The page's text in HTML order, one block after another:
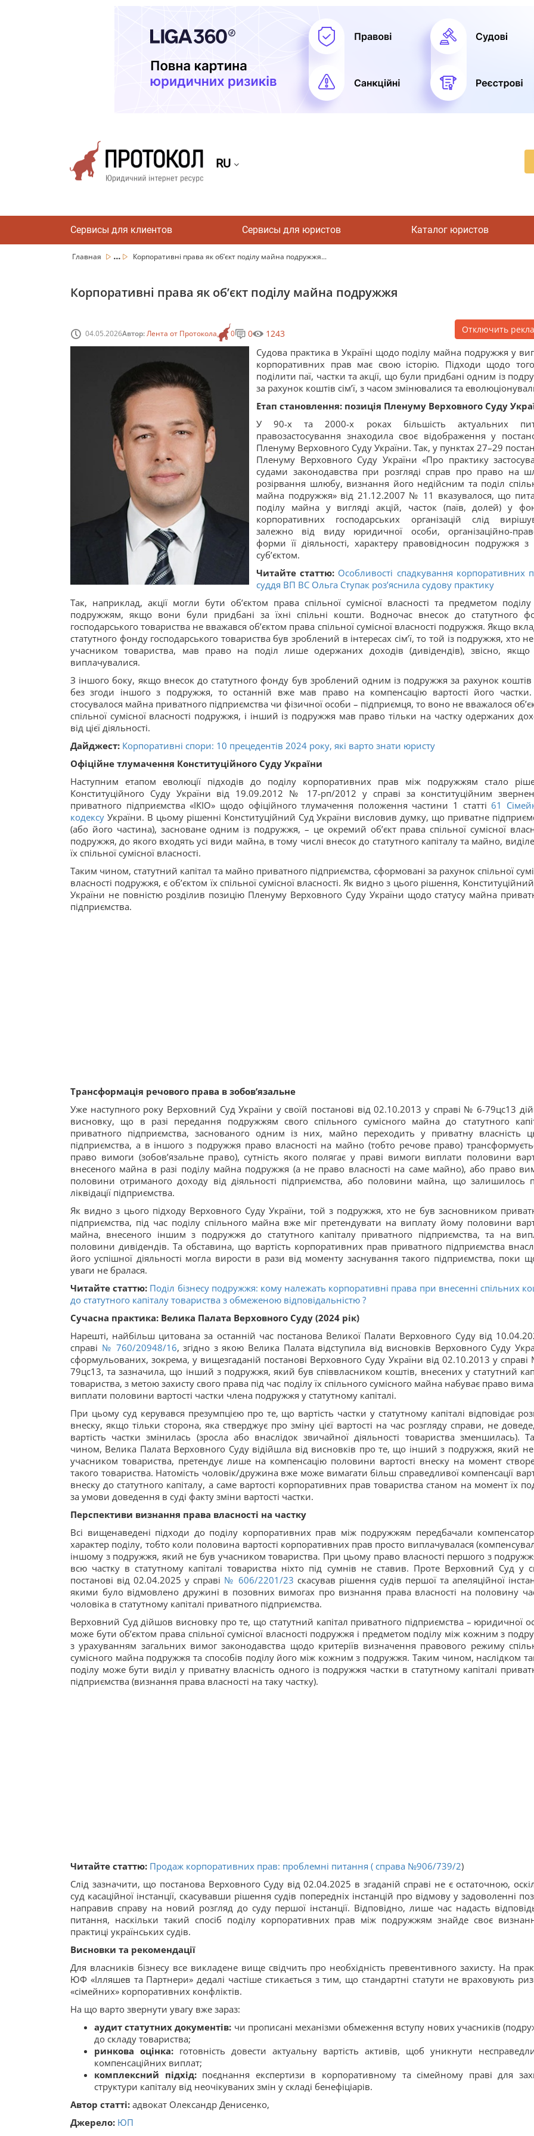
RU
Сервисы для клиентов Сервисы для юристов Каталог юристов
Главная ... Корпоративні права як об’єкт поділу майна подружжя...
Корпоративні права як об’єкт поділу майна подружжя
04.05.2026Автор:Лента от Протокола 0 0 1243 Отключить
Судова практика в Україні щодо поділу майна подружжя у
корпоративних прав має свою історію. Підходи щодо
поділити паї, частки та акції, що були придбані одним із
за рахунок коштів сім’ї, з часом змінювалися та
Етап становлення: позиція Пленуму Верховного Суду
У 90-х та 2000-х роках більшість актуальних
правозастосування знаходила своє відображення у
Пленуму Верховного Суду України. Так, у пунктах 27–29
Пленуму Верховного Суду України «Про практику
судами законодавства при розгляді справ про право на
розірвання шлюбу, визнання його недійсним та поділ
майна подружжя» від 21.12.2007 № 11 вказувалося, що
поділу майна у вигляді акцій, часток (паїв, долей) у
корпоративних господарських організацій слід
залежно від виду юридичної особи, організаційно-
форми її діяльності, характеру правовідносин подружжя
суб’єктом.
Читайте статтю: Особливості спадкування корпоративних
суддя ВП ВС Ольга Ступак роз’яснила судову практику
Так, наприклад, акції могли бути об’єктом права спільної сумісної власності та предметом
подружжям, якщо вони були придбані за їхні спільні кошти. Водночас внесок до статутного
господарського товариства не вважався об’єктом права спільної сумісної власності подружжя. Якщо
статутного фонду господарського товариства був зроблений в інтересах сім’ї, то той із подружжя, хто
учасником товариства, мав право на поділ лише одержаних доходів (дивідендів), звісно, якщо
виплачувалися.
З іншого боку, якщо внесок до статутного фонду був зроблений одним із подружжя за рахунок коштів
без згоди іншого з подружжя, то останній вже мав право на компенсацію вартості його
стосувалося майна приватного підприємства чи фізичної особи – підприємця, то воно не вважалося
спільної сумісної власності подружжя, і інший із подружжя мав право тільки на частку одержаних
від цієї діяльності.
Дайджест: Корпоративні спори: 10 прецедентів 2024 року, які варто знати юристу
Офіційне тлумачення Конституційного Суду України
Наступним етапом еволюції підходів до поділу корпоративних прав між подружжям стало
Конституційного Суду України від 19.09.2012 № 17-рп/2012 у справі за конституційним
приватного підприємства «ІКІО» щодо офіційного тлумачення положення частини 1 статті 61
кодексу України. В цьому рішенні Конституційний Суд України висловив думку, що приватне
(або його частина), засноване одним із подружжя, – це окремий об’єкт права спільної сумісної
подружжя, до якого входять усі види майна, в тому числі внесок до статутного капіталу та майно,
їх спільної сумісної власності.
Таким чином, статутний капітал та майно приватного підприємства, сформовані за рахунок спільної
власності подружжя, є об’єктом їх спільної сумісної власності. Як видно з цього рішення,
України не повністю розділив позицію Пленуму Верховного Суду України щодо статусу майна
підприємства.
Трансформація речового права в зобов’язальне
Уже наступного року Верховний Суд України у своїй постанові від 02.10.2013 у справі № 6-79цс13
висновку, що в разі передання подружжям свого спільного сумісного майна до статутного
приватного підприємства, заснованого одним із них, майно переходить у приватну власність
підприємства, а в іншого з подружжя право власності на майно (тобто речове право)
право вимоги (зобов’язальне право), сутність якого полягає у праві вимоги виплати половини
внесеного майна в разі поділу майна подружжя (а не право власності на саме майно), або право
половини отриманого доходу від діяльності підприємства, або половини майна, що залишилось
ліквідації підприємства.
Як видно з цього підходу Верховного Суду України, той з подружжя, хто не був засновником
підприємства, під час поділу спільного майна вже міг претендувати на виплату йому половини
майна, внесеного іншим з подружжя до статутного капіталу приватного підприємства, та на
половини дивідендів. Та обставина, що вартість корпоративних прав приватного підприємства
його успішної діяльності могла вирости в рази від моменту заснування такого підприємства, поки
уваги не бралася.
Читайте статтю: Поділ бізнесу подружжя: кому належать корпоративні права при внесенні спільних
до статутного капіталу товариства з обмеженою відповідальністю ?
Сучасна практика: Велика Палата Верховного Суду (2024 рік)
Нарешті, найбільш цитована за останній час постанова Великої Палати Верховного Суду від
справі № 760/20948/16, згідно з якою Велика Палата відступила від висновків Верховного Суду
сформульованих, зокрема, у вищезгаданій постанові Верховного Суду України від 02.10.2013 у
79цс13, та зазначила, що інший з подружжя, який був співвласником коштів, внесених у статутний
товариства, з метою захисту свого права під час поділу їх спільного сумісного майна набуває право
виплати половини вартості частки члена подружжя у статутному капіталі.
При цьому суд керувався презумпцією про те, що вартість частки у статутному капіталі відповідає
внеску, якщо тільки сторона, яка стверджує про зміну цієї вартості на час розгляду справи, не
вартість частки змінилась (зросла або внаслідок звичайної діяльності товариства зменшилась).
чином, Велика Палата Верховного Суду відійшла від висновків про те, що інший з подружжя, який
учасником товариства, претендує лише на компенсацію половини вартості внеску на момент
такого товариства. Натомість чоловік/дружина вже може вимагати більш справедливої компенсації
внеску до статутного капіталу, а саме вартості корпоративних прав товариства станом на момент їх
за умови доведення в суді факту зміни вартості частки.
Перспективи визнання права власності на частку
Всі вищенаведені підходи до поділу корпоративних прав між подружжям передбачали
характер поділу, тобто коли половина вартості корпоративних прав просто виплачувалася
іншому з подружжя, який не був учасником товариства. При цьому право власності першого з
всю частку в статутному капіталі товариства ніхто під сумнів не ставив. Проте Верховний Суд у
постанові від 02.04.2025 у справі № 606/2201/23 скасував рішення судів першої та апеляційної
якими було відмовлено дружині в позовних вимогах про визнання права власності на половину
чоловіка в статутному капіталі приватного підприємства.
Верховний Суд дійшов висновку про те, що статутний капітал приватного підприємства – юридичної
може бути об’єктом права спільної сумісної власності подружжя і предметом поділу між кожним з
з урахуванням загальних вимог законодавства щодо критеріїв визначення правового режиму
сумісного майна подружжя та способів поділу його між кожним з подружжя. Таким чином, наслідком
поділу може бути виділ у приватну власність одного із подружжя частки в статутному капіталі
підприємства (визнання права власності на таку частку).
Читайте статтю: Продаж корпоративних прав: проблемні питання ( справа №906/739/2)
Слід зазначити, що постанова Верховного Суду від 02.04.2025 в згаданій справі не є остаточною,
суд касаційної інстанції, скасувавши рішення судів попередніх інстанцій про відмову у задоволенні
направив справу на новий розгляд до суду першої інстанції. Відповідно, лише час надасть
питання, наскільки такий спосіб поділу корпоративних прав між подружжям знайде своє
практиці українських судів.
Висновки та рекомендації
Для власників бізнесу все викладене вище свідчить про необхідність превентивного захисту. На
ЮФ «Ілляшев та Партнери» дедалі частіше стикається з тим, що стандартні статути не враховують
«сімейних» корпоративних конфліктів.
На що варто звернути увагу вже зараз:
аудит статутних документів: чи прописані механізми обмеження вступу нових учасників
до складу товариства;
ринкова оцінка: готовність довести актуальну вартість активів, щоб уникнути
компенсаційних виплат;
комплексний підхід:поєднання експертизи в корпоративному та сімейному праві для
структури капіталу від неочікуваних змін у складі бенефіціарів.
Автор статті: адвокат Олександр Денисенко,
Джерело: ЮП